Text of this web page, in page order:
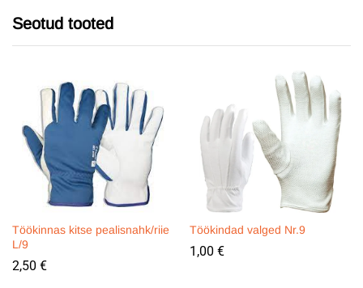
Seotud tooted
Töökinnas kitse pealisnahk/riie
L/9
2,50 €
Töökindad valged Nr.9
1,00 €